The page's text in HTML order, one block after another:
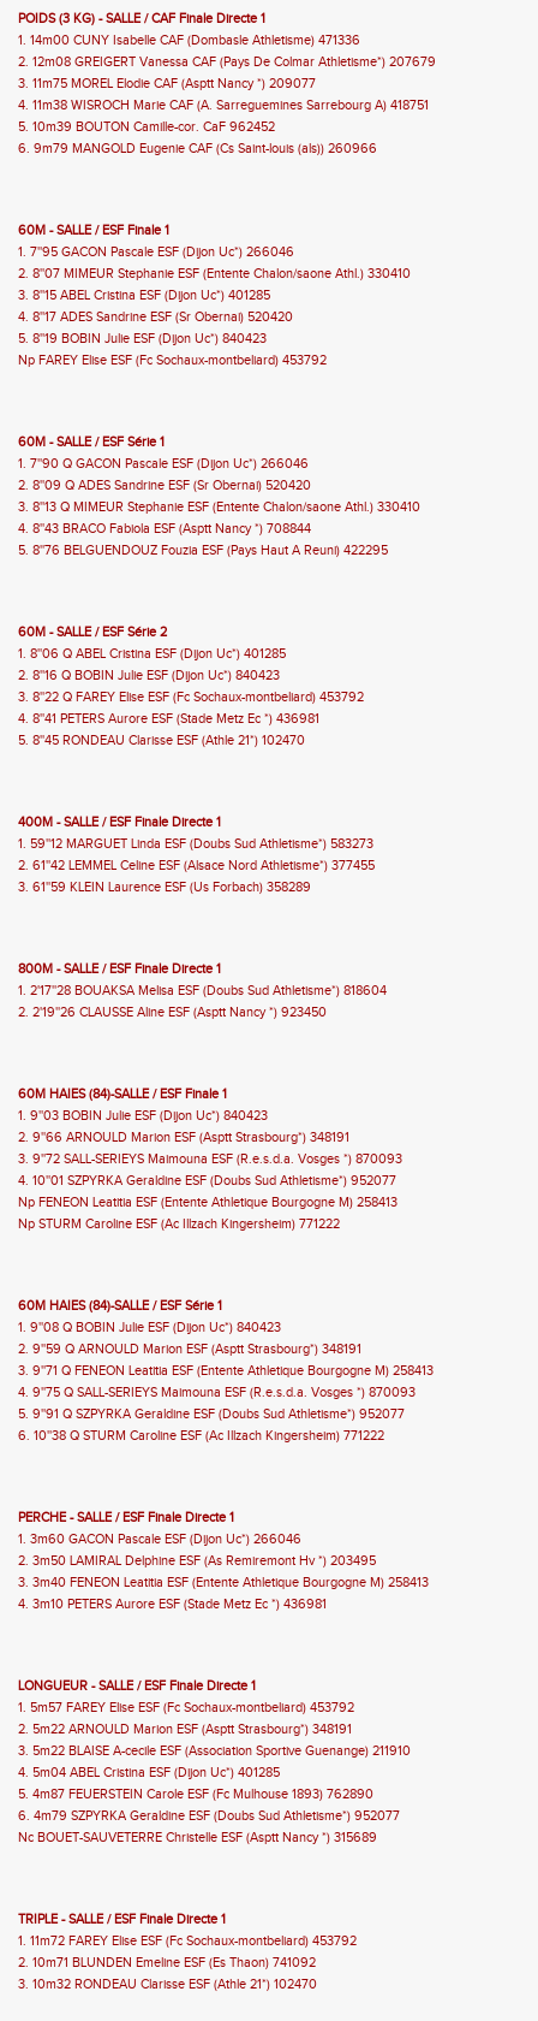
POIDS (3 KG) - SALLE / CAF Finale Directe 1
1. 14m00 CUNY Isabelle CAF (Dombasle Athletisme) 471336
2. 12m08 GREIGERT Vanessa CAF (Pays De Colmar Athletisme*) 207679
3. 11m75 MOREL Elodie CAF (Asptt Nancy *) 209077
4. 11m38 WISROCH Marie CAF (A. Sarreguemines Sarrebourg A) 418751
5. 10m39 BOUTON Camille-cor. CaF 962452
6. 9m79 MANGOLD Eugenie CAF (Cs Saint-louis (als)) 260966
60M - SALLE / ESF Finale 1
1. 7''95 GACON Pascale ESF (Dijon Uc*) 266046
2. 8''07 MIMEUR Stephanie ESF (Entente Chalon/saone Athl.) 330410
3. 8''15 ABEL Cristina ESF (Dijon Uc*) 401285
4. 8''17 ADES Sandrine ESF (Sr Obernai) 520420
5. 8''19 BOBIN Julie ESF (Dijon Uc*) 840423
Np FAREY Elise ESF (Fc Sochaux-montbeliard) 453792
60M - SALLE / ESF Série 1
1. 7''90 Q GACON Pascale ESF (Dijon Uc*) 266046
2. 8''09 Q ADES Sandrine ESF (Sr Obernai) 520420
3. 8''13 Q MIMEUR Stephanie ESF (Entente Chalon/saone Athl.) 330410
4. 8''43 BRACO Fabiola ESF (Asptt Nancy *) 708844
5. 8''76 BELGUENDOUZ Fouzia ESF (Pays Haut A Reuni) 422295
60M - SALLE / ESF Série 2
1. 8''06 Q ABEL Cristina ESF (Dijon Uc*) 401285
2. 8''16 Q BOBIN Julie ESF (Dijon Uc*) 840423
3. 8''22 Q FAREY Elise ESF (Fc Sochaux-montbeliard) 453792
4. 8''41 PETERS Aurore ESF (Stade Metz Ec *) 436981
5. 8''45 RONDEAU Clarisse ESF (Athle 21*) 102470
400M - SALLE / ESF Finale Directe 1
1. 59''12 MARGUET Linda ESF (Doubs Sud Athletisme*) 583273
2. 61''42 LEMMEL Celine ESF (Alsace Nord Athletisme*) 377455
3. 61''59 KLEIN Laurence ESF (Us Forbach) 358289
800M - SALLE / ESF Finale Directe 1
1. 2'17''28 BOUAKSA Melisa ESF (Doubs Sud Athletisme*) 818604
2. 2'19''26 CLAUSSE Aline ESF (Asptt Nancy *) 923450
60M HAIES (84)-SALLE / ESF Finale 1
1. 9''03 BOBIN Julie ESF (Dijon Uc*) 840423
2. 9''66 ARNOULD Marion ESF (Asptt Strasbourg*) 348191
3. 9''72 SALL-SERIEYS Maimouna ESF (R.e.s.d.a. Vosges *) 870093
4. 10''01 SZPYRKA Geraldine ESF (Doubs Sud Athletisme*) 952077
Np FENEON Leatitia ESF (Entente Athletique Bourgogne M) 258413
Np STURM Caroline ESF (Ac Illzach Kingersheim) 771222
60M HAIES (84)-SALLE / ESF Série 1
1. 9''08 Q BOBIN Julie ESF (Dijon Uc*) 840423
2. 9''59 Q ARNOULD Marion ESF (Asptt Strasbourg*) 348191
3. 9''71 Q FENEON Leatitia ESF (Entente Athletique Bourgogne M) 258413
4. 9''75 Q SALL-SERIEYS Maimouna ESF (R.e.s.d.a. Vosges *) 870093
5. 9''91 Q SZPYRKA Geraldine ESF (Doubs Sud Athletisme*) 952077
6. 10''38 Q STURM Caroline ESF (Ac Illzach Kingersheim) 771222
PERCHE - SALLE / ESF Finale Directe 1
1. 3m60 GACON Pascale ESF (Dijon Uc*) 266046
2. 3m50 LAMIRAL Delphine ESF (As Remiremont Hv *) 203495
3. 3m40 FENEON Leatitia ESF (Entente Athletique Bourgogne M) 258413
4. 3m10 PETERS Aurore ESF (Stade Metz Ec *) 436981
LONGUEUR - SALLE / ESF Finale Directe 1
1. 5m57 FAREY Elise ESF (Fc Sochaux-montbeliard) 453792
2. 5m22 ARNOULD Marion ESF (Asptt Strasbourg*) 348191
3. 5m22 BLAISE A-cecile ESF (Association Sportive Guenange) 211910
4. 5m04 ABEL Cristina ESF (Dijon Uc*) 401285
5. 4m87 FEUERSTEIN Carole ESF (Fc Mulhouse 1893) 762890
6. 4m79 SZPYRKA Geraldine ESF (Doubs Sud Athletisme*) 952077
Nc BOUET-SAUVETERRE Christelle ESF (Asptt Nancy *) 315689
TRIPLE - SALLE / ESF Finale Directe 1
1. 11m72 FAREY Elise ESF (Fc Sochaux-montbeliard) 453792
2. 10m71 BLUNDEN Emeline ESF (Es Thaon) 741092
3. 10m32 RONDEAU Clarisse ESF (Athle 21*) 102470